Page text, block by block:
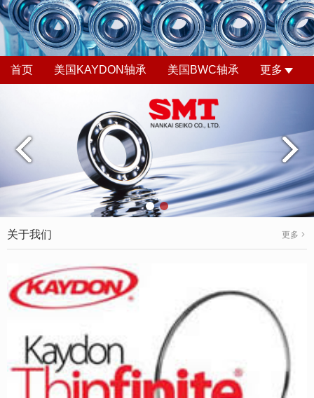
首页 美国KAYDON轴承 美国BWC轴承 更多
关于我们 更多